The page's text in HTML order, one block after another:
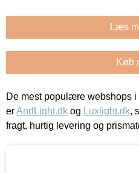
Læs
Køb
De mest populære webshops
erAndLight.dk og Luxlight.dk,
fragt, hurtig levering og